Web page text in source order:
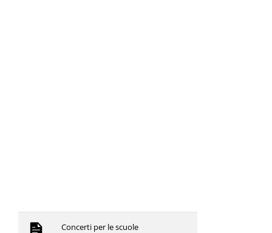
Concerti per le scuole